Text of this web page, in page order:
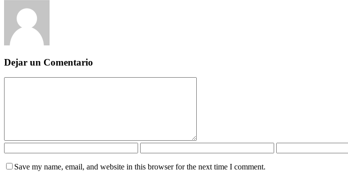
Dejar un Comentario
Save my name, email, and website in this browser for the next time I comment.